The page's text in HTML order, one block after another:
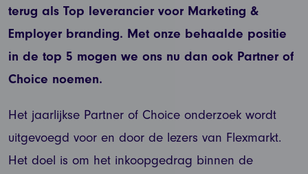
terug als Top leverancier voor Marketing &
Employer branding. Met onze behaalde positie
in de top 5 mogen we ons nu dan ook Partner of
Choice noemen.
Het jaarlijkse Partner of Choice onderzoek wordt
uitgevoegd voor en door de lezers van Flexmarkt.
Het doel is om het inkoopgedrag binnen de